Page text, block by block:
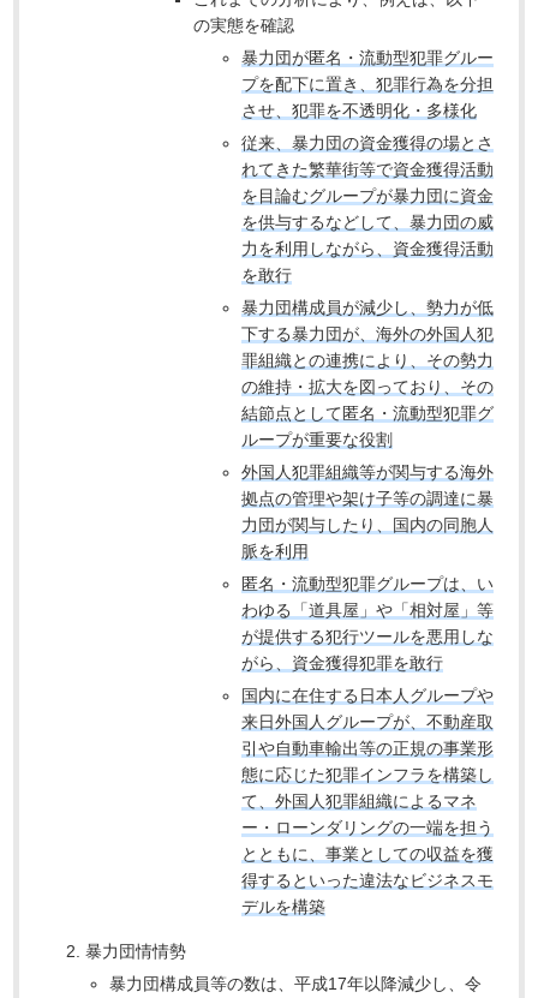
の実態を確認
暴力団が匿名・流動型犯罪グルー
プを配下に置き、犯罪行為を分担
させ、犯罪を不透明化・多様化
従来、暴力団の資金獲得の場とさ
れてきた繁華街等で資金獲得活動
を目論むグループが暴力団に資金
を供与するなどして、暴力団の威
力を利用しながら、資金獲得活動
を敢行
暴力団構成員が減少し、勢力が低
下する暴力団が、海外の外国人犯
罪組織との連携により、その勢力
の維持・拡大を図っており、その
結節点として匿名・流動型犯罪グ
ループが重要な役割
外国人犯罪組織等が関与する海外
拠点の管理や架け子等の調達に暴
力団が関与したり、国内の同胞人
脈を利用
匿名・流動型犯罪グループは、い
わゆる「道具屋」や「相対屋」等
が提供する犯行ツールを悪用しな
がら、資金獲得犯罪を敢行
国内に在住する日本人グループや
来日外国人グループが、不動産取
引や自動車輸出等の正規の事業形
態に応じた犯罪インフラを構築し
て、外国人犯罪組織によるマネ
ー・ローンダリングの一端を担う
とともに、事業としての収益を獲
得するといった違法なビジネスモ
デルを構築
暴力団情情勢
暴力団構成員等の数は、平成17年以降減少し、令